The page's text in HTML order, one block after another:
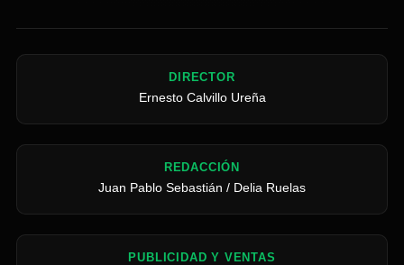
DIRECTOR
Ernesto Calvillo Ureña
REDACCIÓN
Juan Pablo Sebastián / Delia Ruelas
PUBLICIDAD Y VENTAS